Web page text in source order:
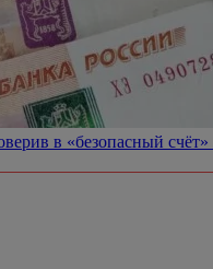
в «безопасный счёт»